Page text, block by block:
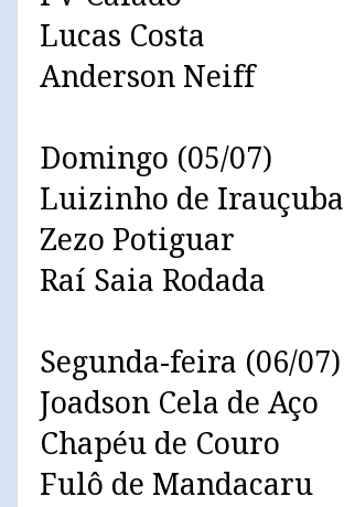
Lucas Costa
Anderson Neiff
Domingo (05/07)
Luizinho de Irauçuba
Zezo Potiguar
Raí Saia Rodada
Segunda-feira (06/07)
Joadson Cela de Aço
Chapéu de Couro
Fulô de Mandacaru